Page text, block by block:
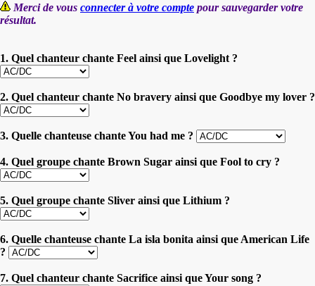
Merci de vous connecter à votre compte pour sauvegarder votre
résultat.
1. Quel chanteur chante Feel ainsi que Lovelight ?
2. Quel chanteur chante No bravery ainsi que Goodbye my lover ?
3. Quelle chanteuse chante You had me ?
4. Quel groupe chante Brown Sugar ainsi que Fool to cry ?
5. Quel groupe chante Sliver ainsi que Lithium ?
6. Quelle chanteuse chante La isla bonita ainsi que American Life
?
7. Quel chanteur chante Sacrifice ainsi que Your song ?